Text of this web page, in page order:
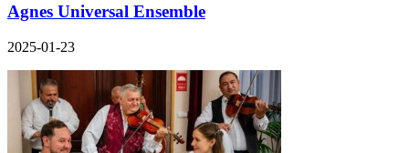
Agnes Universal Ensemble
2025-01-23